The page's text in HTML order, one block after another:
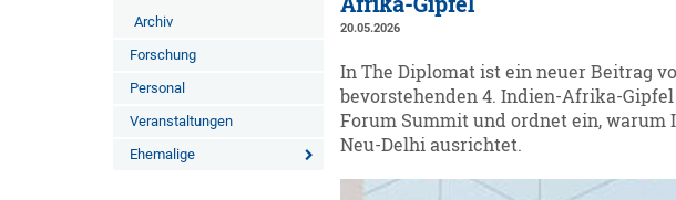
Archiv
Forschung
Personal
Veranstaltungen
Ehemalige
20.05.2026
In The Diplomat ist ein neuer Beitrag
bevorstehenden 4. Indien-Afrika-
Forum Summit und ordnet ein,
Neu-Delhi ausrichtet.